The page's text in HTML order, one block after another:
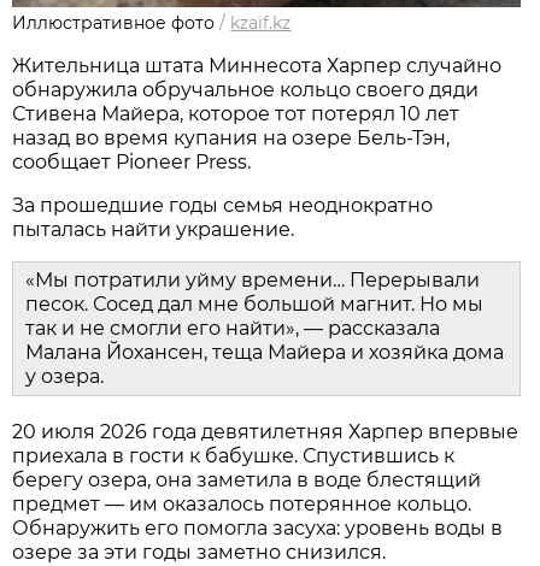
Иллюстративное фото / kzaif.kz
Жительница штата Миннесота Харпер случайно
обнаружила обручальное кольцо своего дяди
Стивена Майера, которое тот потерял 10 лет
назад во время купания на озере Бель-Тэн,
сообщает Pioneer Press.
За прошедшие годы семья неоднократно
пыталась найти украшение.
«Мы потратили уйму времени… Перерывали
песок. Сосед дал мне большой магнит. Но мы
так и не смогли его найти», — рассказала
Малана Йохансен, теща Майера и хозяйка дома
у озера.
20 июля 2026 года девятилетняя Харпер впервые
приехала в гости к бабушке. Спустившись к
берегу озера, она заметила в воде блестящий
предмет — им оказалось потерянное кольцо.
Обнаружить его помогла засуха: уровень воды в
озере за эти годы заметно снизился.